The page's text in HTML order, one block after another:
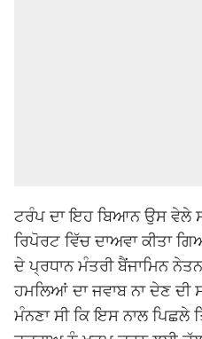
ਟਰੰਪ ਦਾ ਇਹ ਬਿਆਨ ਉਸ
ਰਿਪੋਰਟ ਵਿੱਚ ਦਾਅਵਾ ਕੀਤਾ
ਦੇ ਪ੍ਰਧਾਨ ਮੰਤਰੀ ਬੈਂਜਾਮਿਨ
ਹਮਲਿਆਂ ਦਾ ਜਵਾਬ ਨਾ ਦੇਣ ਦੀ
ਮੰਨਣਾ ਸੀ ਕਿ ਇਸ ਨਾਲ ਪਿਛਲੇ